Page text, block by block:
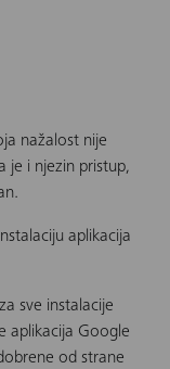
nažalost nije
je i njezin pristup,
aplikacija
sve instalacije
aplikacija Google
od strane